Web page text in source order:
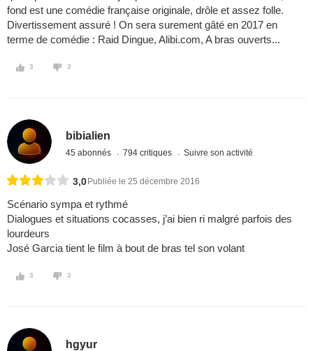
fond est une comédie française originale, drôle et assez folle.
Divertissement assuré ! On sera surement gâté en 2017 en
terme de comédie : Raid Dingue, Alibi.com, A bras ouverts...
3 3
bibialien
45 abonnés 794 critiques Suivre son activité
3,0 Publiée le 25 décembre 2016
Scénario sympa et rythmé
Dialogues et situations cocasses, j’ai bien ri malgré parfois des
lourdeurs
José Garcia tient le film à bout de bras tel son volant
3 3
hgyur